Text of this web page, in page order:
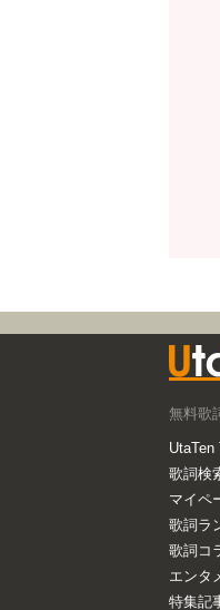
無料歌
UtaTen
歌詞検
マイペ
歌詞ラ
歌詞コ
エンタ
特集記